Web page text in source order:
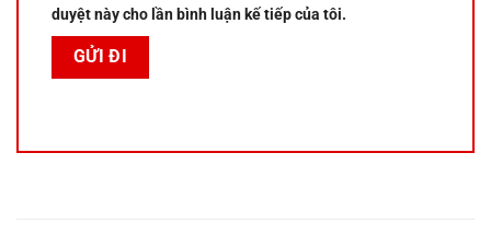
duyệt này cho lần bình luận kế tiếp của tôi.